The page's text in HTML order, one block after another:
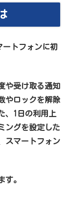
トフォンに初
や受け取る通知
やロックを解除
、1日の利用上
ングを設定した
スマートフォン
す。